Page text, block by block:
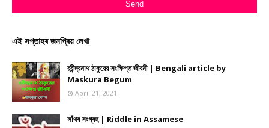
এই সপ্তাহৰ জনপ্ৰিয় লেখা
রবীন্দ্রনাথ ঠাকুরের সংক্ষিপ্ত জীবনী | Bengali article by
Maskura Begum
April 21, 2021
সাঁথৰ সংগ্ৰহ | Riddle in Assamese